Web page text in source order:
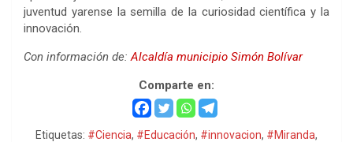
juventud yarense la semilla de la curiosidad científica y la
innovación.
Con información de:Alcaldía municipio Simón Bolívar
Comparte en:
Etiquetas: #Ciencia, #Educación, #innovacion, #Miranda,